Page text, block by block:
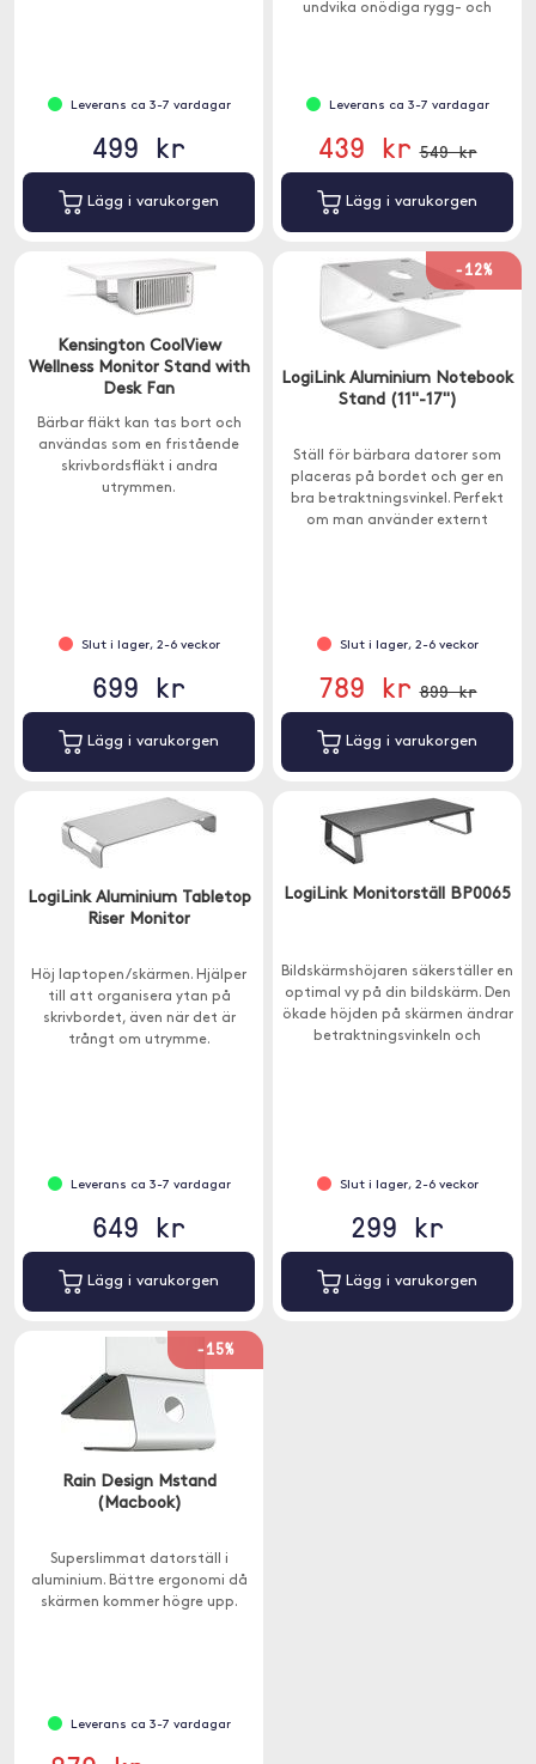
Leverans ca 3-7 vardagar
499 kr
Lägg i varukorgen
undvika onödiga rygg- och
Leverans ca 3-7 vardagar
439 kr 549 kr
Lägg i varukorgen
Kensington CoolView
Wellness Monitor Stand with
Desk Fan
Bärbar fläkt kan tas bort och
användas som en fristående
skrivbordsfläkt i andra
utrymmen.
Slut i lager, 2-6 veckor
699 kr
Lägg i varukorgen
-12%
LogiLink Aluminium Notebook
Stand (11"-17")
Ställ för bärbara datorer som
placeras på bordet och ger en
bra betraktningsvinkel. Perfekt
om man använder externt
Slut i lager, 2-6 veckor
789 kr 899 kr
Lägg i varukorgen
LogiLink Aluminium Tabletop
Riser Monitor
Höj laptopen/skärmen. Hjälper
till att organisera ytan på
skrivbordet, även när det är
trångt om utrymme.
Leverans ca 3-7 vardagar
649 kr
Lägg i varukorgen
LogiLink Monitorställ BP0065
Bildskärmshöjaren säkerställer en
optimal vy på din bildskärm. Den
ökade höjden på skärmen ändrar
betraktningsvinkeln och
Slut i lager, 2-6 veckor
299 kr
Lägg i varukorgen
-15%
Rain Design Mstand
(Macbook)
Superslimmat datorställ i
aluminium. Bättre ergonomi då
skärmen kommer högre upp.
Leverans ca 3-7 vardagar